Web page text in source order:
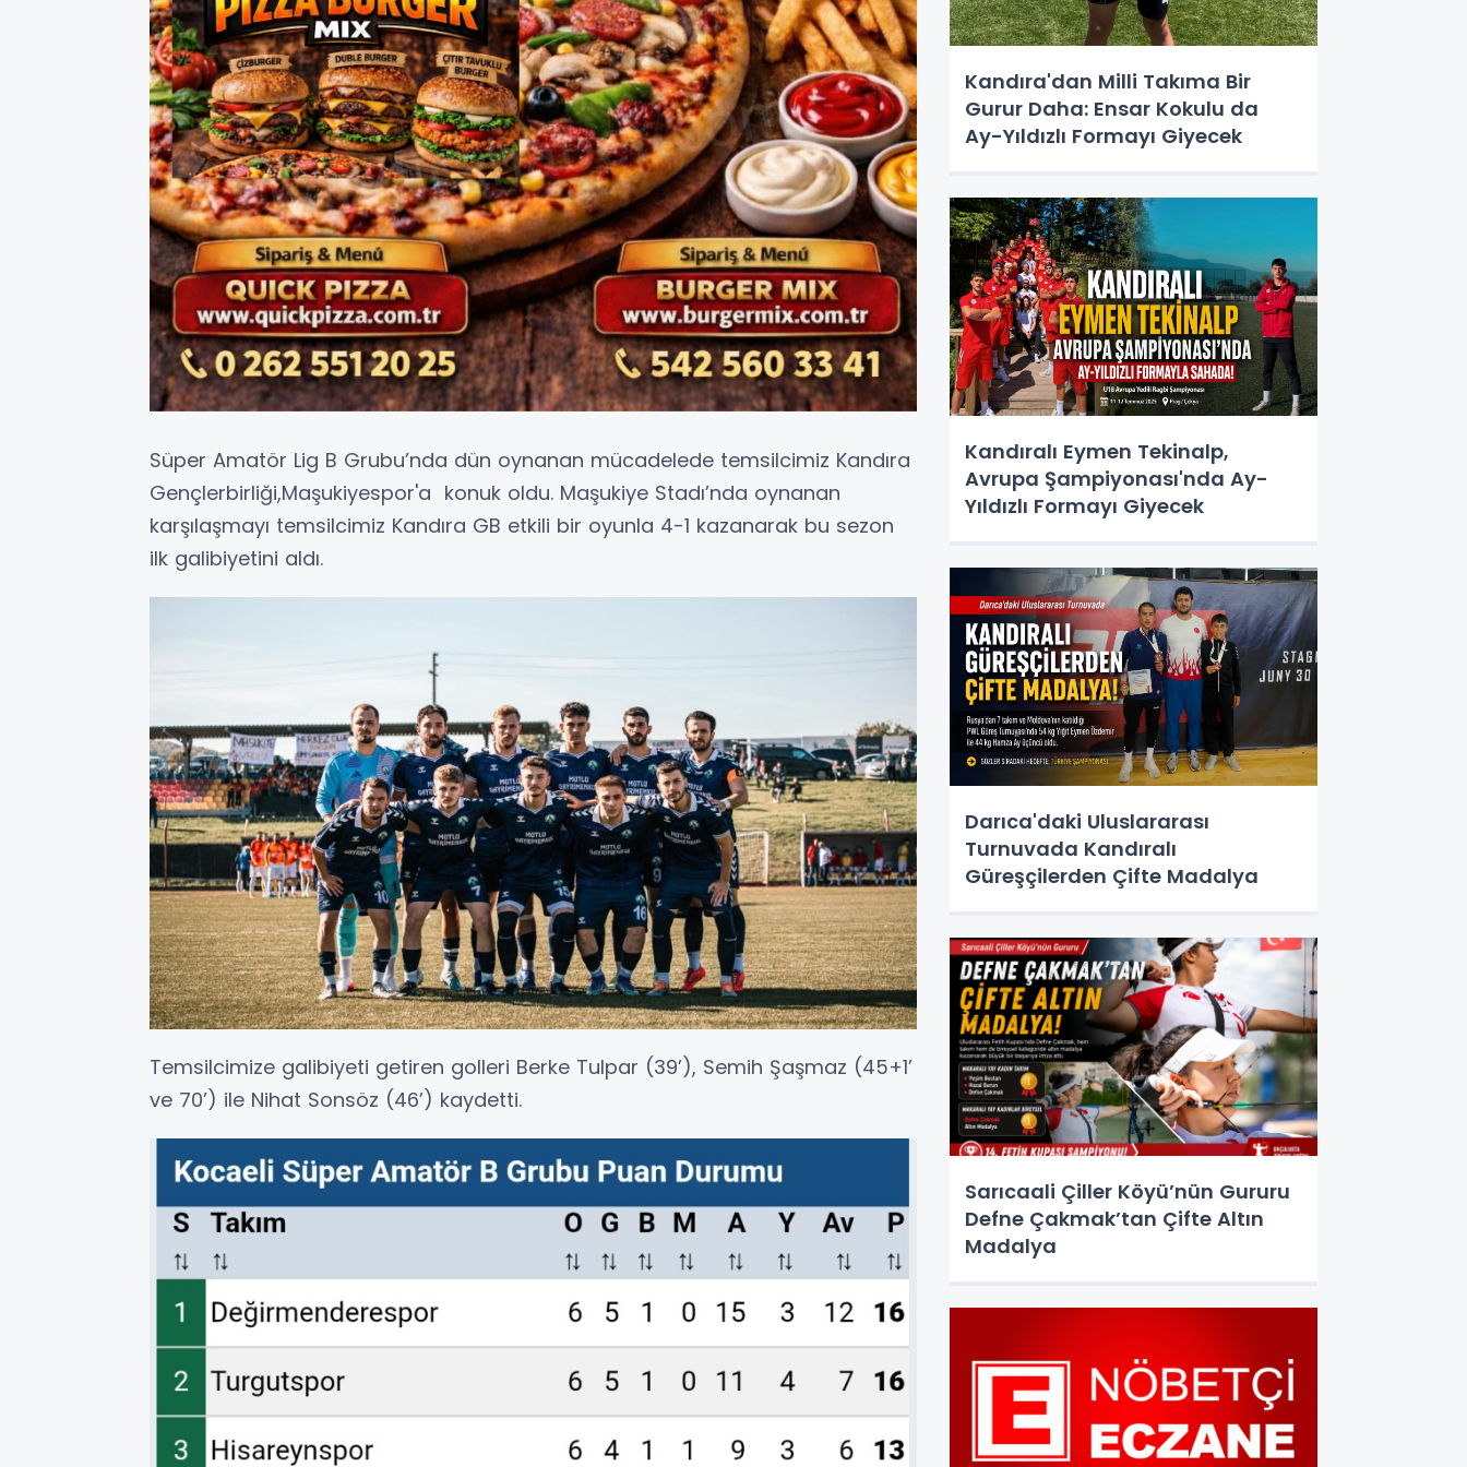
Süper Amatör Lig B Grubu’nda dün oynanan mücadelede temsilcimiz Kandıra
Gençlerbirliği,Maşukiyespor'a konuk oldu. Maşukiye Stadı’nda oynanan
karşılaşmayı temsilcimiz Kandıra GB etkili bir oyunla 4-1 kazanarak bu sezon
ilk galibiyetini aldı.
Temsilcimize galibiyeti getiren golleri Berke Tulpar (39’), Semih Şaşmaz (45+1’
ve 70’) ile Nihat Sonsöz (46’) kaydetti.
Kandıra'dan Milli Takıma Bir
Gurur Daha: Ensar Kokulu da
Ay-Yıldızlı Formayı Giyecek
Kandıralı Eymen Tekinalp,
Avrupa Şampiyonası'nda Ay-
Yıldızlı Formayı Giyecek
Darıca'daki Uluslararası
Turnuvada Kandıralı
Güreşçilerden Çifte Madalya
Sarıcaali Çiller Köyü’nün Gururu
Defne Çakmak’tan Çifte Altın
Madalya